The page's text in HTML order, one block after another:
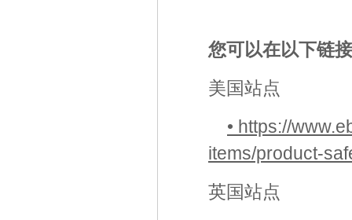
您可以在以下链
美国站点
• https://
items/product-
英国站点